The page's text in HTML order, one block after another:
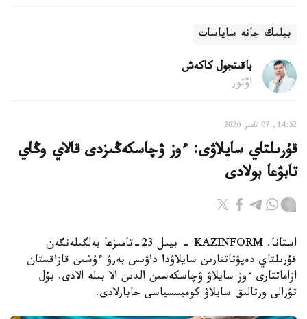
بيلىك جانە ساياسات
باقىتجول كاكەش
اۆتور
14:52, 07 تامىز 2026
قۇرىلتاي سايلاۋى: ءوز ۋچاسكەڭىزدى قالاي وڭاي
تابۋعا بولادى
استانا. KAZINFORM - بيىل 23-تامىزعا بەلگىلەنگەن
قۇرىلتاي دەپۋتاتتارىن سايلاۋدا داۋىس بەرۋ ءۇشىن قازاقستان
ازاماتتارى ءوز سايلاۋ ۋچاسكەسىن الدىن الا بىلە الادى. بۇل
تۋرالى ورتالىق سايلاۋ كوميسسياسى حابارلادى.